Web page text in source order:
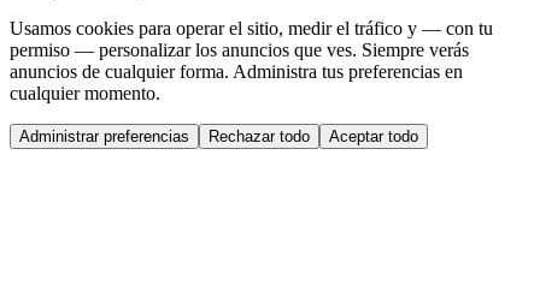
Usamos cookies para operar el sitio, medir el tráfico y — con tu
permiso — personalizar los anuncios que ves. Siempre verás
anuncios de cualquier forma. Administra tus preferencias en
cualquier momento.
Administrar preferencias Rechazar todo Aceptar todo